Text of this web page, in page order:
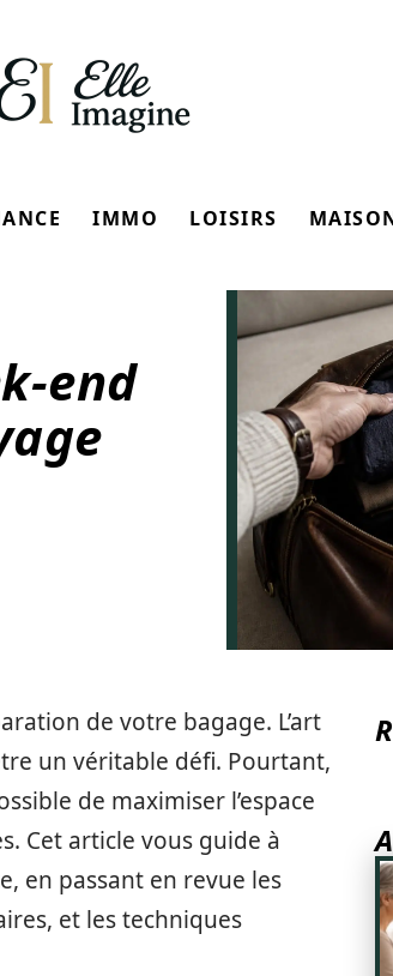
IMMO LOISIRS
end
de votre bagage. L’art
un véritable défi. Pourtant,
de maximiser l’espace
Cet article vous guide à
en passant en revue les
et les techniques